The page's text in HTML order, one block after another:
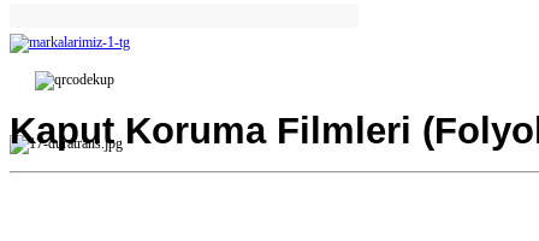
Kaput Koruma Filmleri